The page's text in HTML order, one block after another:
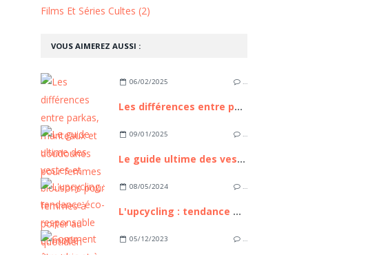
VOUS AIMEREZ AUSSI :
06/02/2025 …
Les différences entre parkas, manteaux et doudounes pour femmes
09/01/2025 …
Le guide ultime des vestes et blousons pour femmes à porter au quotidien
08/05/2024 …
L'upcycling : tendance éco-responsable et mode durable
05/12/2023 …
Films Et Séries Cultes (2)